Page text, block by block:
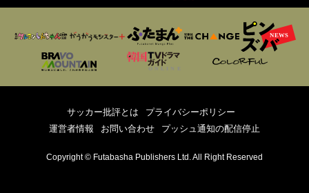
サッカー批評とは
プライバシーポリシー
運営者情報
お問い合わせ プッシュ通知の配信停止
Copyright © Futabasha Publishers Ltd. All Right Reserved